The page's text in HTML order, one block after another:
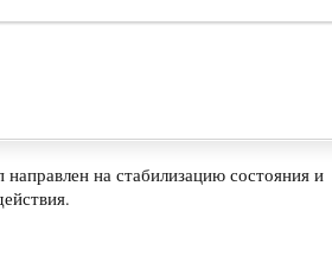
на стабилизацию состояния и